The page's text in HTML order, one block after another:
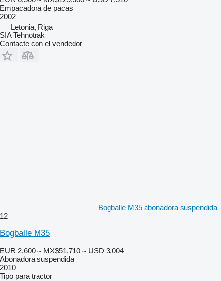
Empacadora de pacas
2002
Letonia, Riga
SIA Tehnotrak
Contacte con el vendedor
Bogballe M35 abonadora suspendida
12
Bogballe M35
EUR 2,600 ≈ MX$51,710 ≈ USD 3,004
Abonadora suspendida
2010
Tipo para tractor